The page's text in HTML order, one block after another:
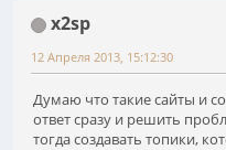
x2sp
12 Апреля 2013, 15:12:30
Думаю что такие сайты и
ответ сразу и решить
тогда создавать топики,